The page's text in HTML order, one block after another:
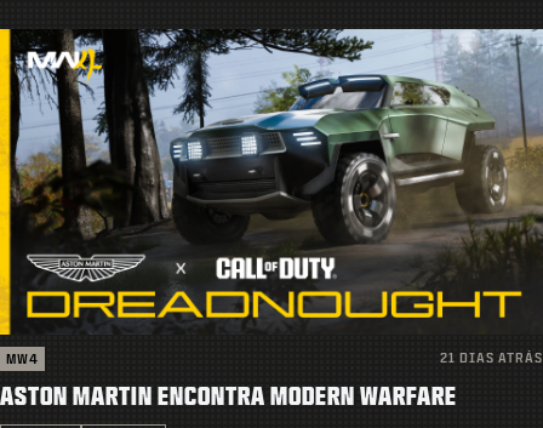
MW4 21 DIAS ATRÁS
ASTON MARTIN ENCONTRA MODERN WARFARE